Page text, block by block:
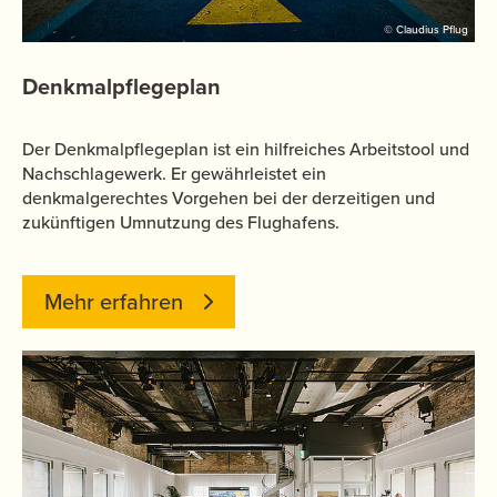
© Claudius Pflug
Denkmalpflegeplan
Der Denkmalpflegeplan ist ein hilfreiches Arbeitstool und
Nachschlagewerk. Er gewährleistet ein
denkmalgerechtes Vorgehen bei der derzeitigen und
zukünftigen Umnutzung des Flughafens.
Mehr erfahren